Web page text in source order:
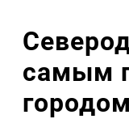
самым